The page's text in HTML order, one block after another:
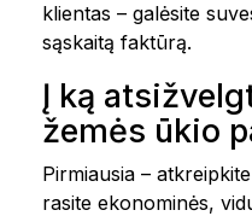
klientas – galėsite
sąskaitą faktūrą.
Į ką
žemės ūkio
Pirmiausia –
rasite ekonominės,